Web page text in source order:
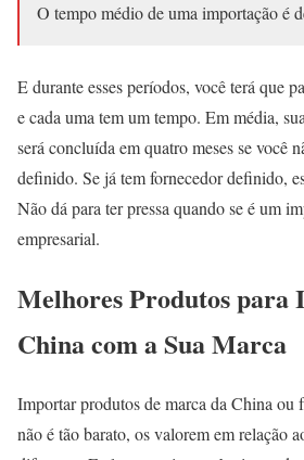
O tempo médio de uma importação é
E durante esses períodos, você terá que
e cada uma tem um tempo. Em média,
será concluída em quatro meses se você
definido. Se já tem fornecedor definido,
Não dá para ter pressa quando se é um
empresarial.
Melhores Produtos para
China com a Sua Marca
Importar produtos de marca da China ou
não é tão barato, os valorem em relação